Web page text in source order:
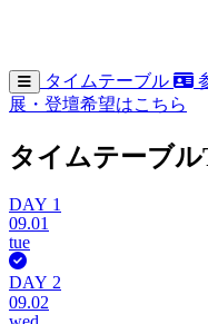
タイムテーブル
展・登壇希望はこちら
タイムテーブル
DAY 1
09.01
tue
DAY 2
09.02